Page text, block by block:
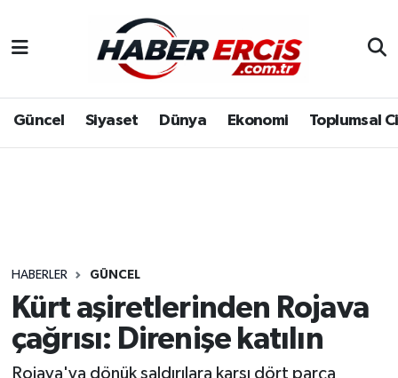
Güncel Siyaset Dünya Ekonomi Toplumsal
HABERLER GÜNCEL
Kürt aşiretlerinden Rojava
çağrısı: Direnişe katılın
Rojava'ya dönük saldırılara karşı dört parça